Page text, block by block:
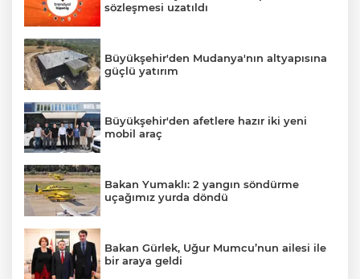
sözleşmesi uzatıldı
Büyükşehir'den Mudanya'nın altyapısına
güçlü yatırım
Büyükşehir'den afetlere hazır iki yeni
mobil araç
Bakan Yumaklı: 2 yangın söndürme
uçağımız yurda döndü
Bakan Gürlek, Uğur Mumcu’nun ailesi ile
bir araya geldi